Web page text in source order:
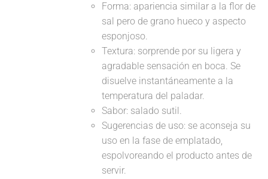
Forma: apariencia similar a la flor de
sal pero de grano hueco y aspecto
esponjoso.
Textura: sorprende por su ligera y
agradable sensación en boca. Se
disuelve instantáneamente a la
temperatura del paladar.
Sabor: salado sutil.
Sugerencias de uso: se aconseja su
uso en la fase de emplatado,
espolvoreando el producto antes de
servir.